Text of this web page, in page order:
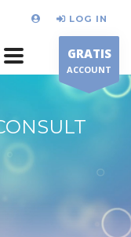
LOG IN
GRATIS
ACCOUNT